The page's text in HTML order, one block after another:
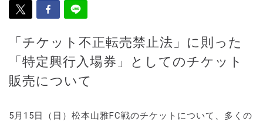
「チケット不正転売禁止法」に則った
「特定興行入場券」としてのチケット
販売について
5月15日（日）松本山雅FC戦のチケットについて、多くの